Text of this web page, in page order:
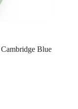
Blue